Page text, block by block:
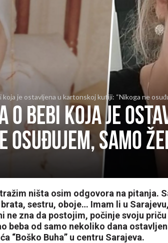
koja je ostavljena u kartonskoj kutiji: “Nikoga ne
o bebi koja je
osuđujem, samo
ništa osim odgovora na pitanja.
sestru, oboje… Imam li u Sarajevu,
ne zna da postojim, počinje svoju priču
beba od samo nekoliko dana
“Boško Buha” u centru Sarajeva.